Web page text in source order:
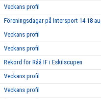
Veckans profil
Föreningsdagar på Intersport 14-18
Veckans profil
Veckans profil
Rekord för Råå IF i Eskilscupen
Veckans profil
Veckans profil